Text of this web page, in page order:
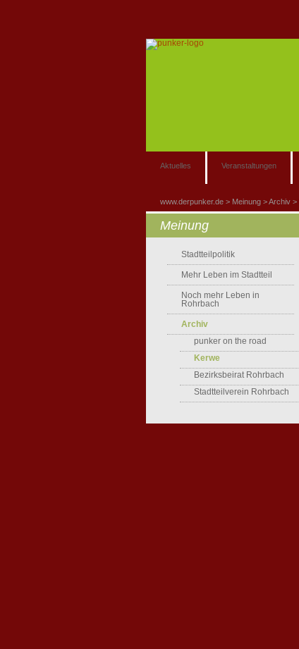
Aktuelles Veranstaltungen
www.derpunker.de Meinung Archiv
Meinung
Stadtteilpolitik
Mehr Leben im Stadtteil
Noch mehr Leben in
Rohrbach
Archiv
punker on the road
Kerwe
Bezirksbeirat Rohrbach
Stadtteilverein Rohrbach